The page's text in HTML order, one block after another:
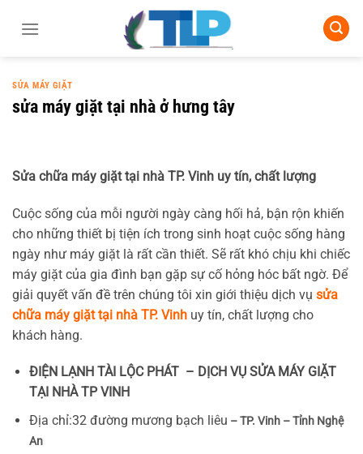
SỬA MÁY GIẶT
sửa máy giặt tại nhà ở hưng tây
Sửa chữa máy giặt tại nhà TP. Vinh uy tín, chất lượng
Cuộc sống của mỗi người ngày càng hối hả, bận rộn khiến
cho những thiết bị tiện ích trong sinh hoạt cuộc sống hàng
ngày như máy giặt là rất cần thiết. Sẽ rất khó chịu khi chiếc
máy giặt của gia đình bạn gặp sự cố hỏng hóc bất ngờ. Để
giải quyết vấn đề trên chúng tôi xin giới thiệu dịch vụ sửa
chữa máy giặt tại nhà TP. Vinh uy tín, chất lượng cho
khách hàng.
ĐIỆN LẠNH TÀI LỘC PHÁT – DỊCH VỤ SỬA MÁY GIẶT
TẠI NHÀ TP VINH
Địa chỉ:32 đường mương bạch liêu – TP. Vinh – Tỉnh Nghệ
An